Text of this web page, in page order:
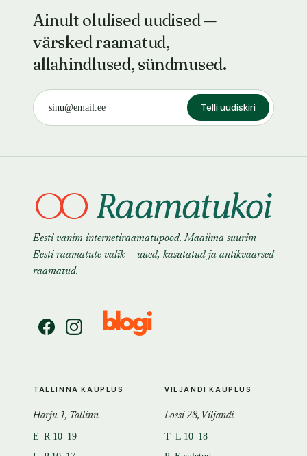
Ainult olulised uudised —
värsked raamatud,
allahindlused, sündmused.
Telli uudiskiri
Eesti vanim internetiraamatupood. Maailma suurim
Eesti raamatute valik — uued, kasutatud ja antikvaarsed
raamatud.
TALLINNA KAUPLUS
Harju 1, Tallinn
E–R 10–19
VILJANDI KAUPLUS
Lossi 28, Viljandi
T–L 10–18